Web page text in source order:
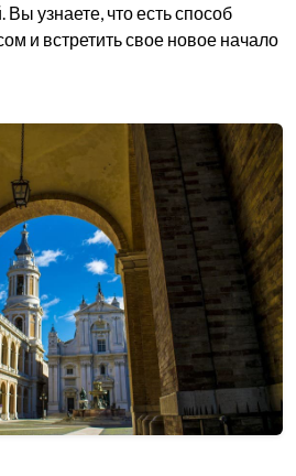
узнаете, что есть способ
и встретить свое новое начало